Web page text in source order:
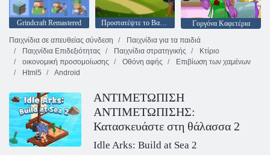
Grindcraft Remastered Προστατέψτε το Βασίλειο
Γοργόνα Καφετέρια
Παιχνίδια σε απευθείας σύνδεση
Παιχνίδια για τα παιδιά
Παιχνίδια Επιδεξιότητας
Παιχνίδια στρατηγικής
Κτίριο
οικονομική προσομοίωσης
Οθόνη αφής
Επιβίωση των χαμένων
Html5
Android
ΑΝΤΙΜΕΤΩΠΙΣΗ
ΑΝΤΙΜΕΤΩΠΙΣΗΣ:
Κατασκευάστε στη θάλασσα 2
Idle Arks: Build at Sea 2